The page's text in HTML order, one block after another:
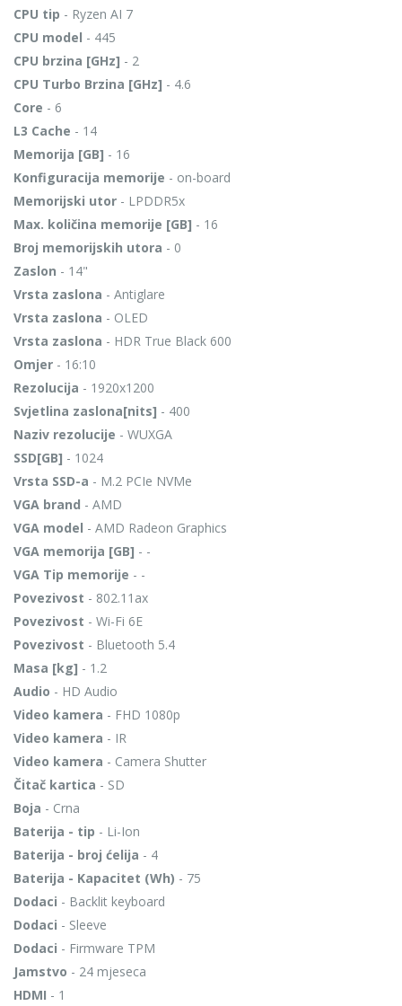
CPU tip - Ryzen AI 7
CPU model - 445
CPU brzina [GHz] - 2
CPU Turbo Brzina [GHz] - 4.6
Core - 6
L3 Cache - 14
Memorija [GB] - 16
Konfiguracija memorije - on-board
Memorijski utor - LPDDR5x
Max. količina memorije [GB] - 16
Broj memorijskih utora - 0
Zaslon - 14"
Vrsta zaslona - Antiglare
Vrsta zaslona - OLED
Vrsta zaslona - HDR True Black 600
Omjer - 16:10
Rezolucija - 1920x1200
Svjetlina zaslona[nits] - 400
Naziv rezolucije - WUXGA
SSD[GB] - 1024
Vrsta SSD-a - M.2 PCIe NVMe
VGA brand - AMD
VGA model - AMD Radeon Graphics
VGA memorija [GB] - -
VGA Tip memorije - -
Povezivost - 802.11ax
Povezivost - Wi-Fi 6E
Povezivost - Bluetooth 5.4
Masa [kg] - 1.2
Audio - HD Audio
Video kamera - FHD 1080p
Video kamera - IR
Video kamera - Camera Shutter
Čitač kartica - SD
Boja - Crna
Baterija - tip - Li-Ion
Baterija - broj ćelija - 4
Baterija - Kapacitet (Wh) - 75
Dodaci - Backlit keyboard
Dodaci - Sleeve
Dodaci - Firmware TPM
Jamstvo - 24 mjeseca
HDMI - 1